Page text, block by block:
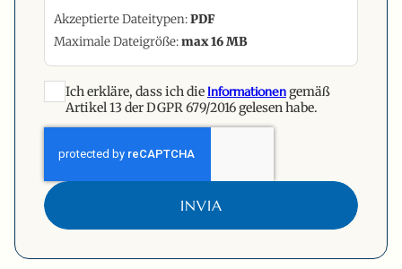
Akzeptierte Dateitypen:PDF
Maximale Dateigröße:max 16 MB
Ich erkläre, dass ich die Informationengemäß
Artikel 13 der DGPR 679/2016 gelesen habe.